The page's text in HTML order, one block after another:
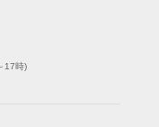
17時)